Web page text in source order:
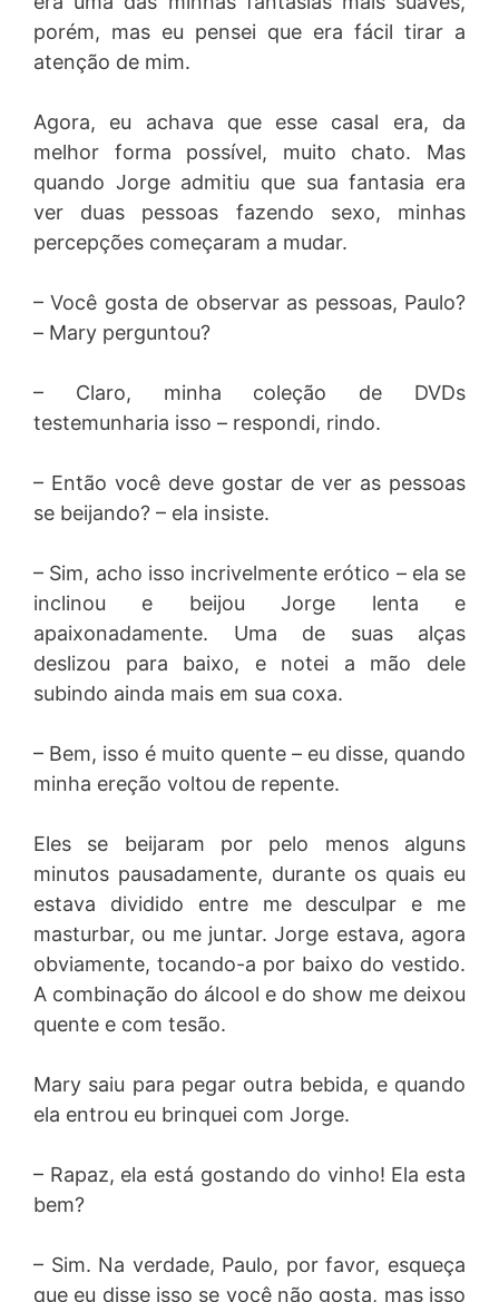
porém, mas eu pensei que era fácil tirar a
atenção de mim.
Agora, eu achava que esse casal era, da
melhor forma possível, muito chato. Mas
quando Jorge admitiu que sua fantasia era
ver duas pessoas fazendo sexo, minhas
percepções começaram a mudar.
– Você gosta de observar as pessoas, Paulo?
– Mary perguntou?
– Claro, minha coleção de DVDs
testemunharia isso – respondi, rindo.
– Então você deve gostar de ver as pessoas
se beijando? – ela insiste.
– Sim, acho isso incrivelmente erótico – ela se
inclinou e beijou Jorge lenta e
apaixonadamente. Uma de suas alças
deslizou para baixo, e notei a mão dele
subindo ainda mais em sua coxa.
– Bem, isso é muito quente – eu disse, quando
minha ereção voltou de repente.
Eles se beijaram por pelo menos alguns
minutos pausadamente, durante os quais eu
estava dividido entre me desculpar e me
masturbar, ou me juntar. Jorge estava, agora
obviamente, tocando-a por baixo do vestido.
A combinação do álcool e do show me deixou
quente e com tesão.
Mary saiu para pegar outra bebida, e quando
ela entrou eu brinquei com Jorge.
– Rapaz, ela está gostando do vinho! Ela esta
bem?
– Sim. Na verdade, Paulo, por favor, esqueça
que eu disse isso se você não gosta, mas isso